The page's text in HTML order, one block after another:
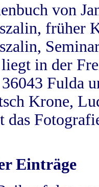
von
früher
in der
Fulda
Krone,
Einträge